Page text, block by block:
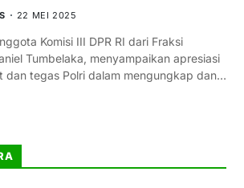
22 MEI 2025
Komisi III DPR RI dari Fraksi
Tumbelaka, menyampaikan apresiasi
dan tegas Polri dalam mengungkap dan…